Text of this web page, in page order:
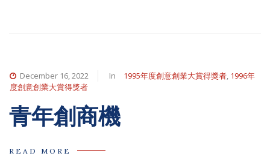
December 16, 2022 In 1995年度創意創業大賞得獎者, 1996年
度創意創業大賞得獎者
青年創商機
READ MORE